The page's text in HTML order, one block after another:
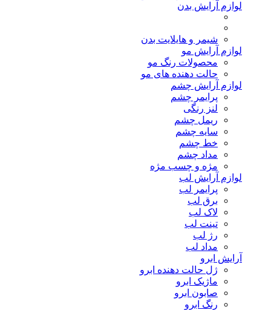
لوازم آرایش بدن
شیمر و هایلایت بدن
لوازم آرایش مو
محصولات رنگ مو
حالت دهنده های مو
لوازم آرایش چشم
پرایمر چشم
لنز رنگی
ریمل چشم
سایه چشم
خط چشم
مداد چشم
مژه و چسب مژه
لوازم آرایش لب
پرایمر لب
برق لب
لاک لب
تینت لب
رژ لب
مداد لب
آرایش ابرو
ژل حالت دهنده ابرو
ماژیک ابرو
صابون ابرو
رنگ ابرو